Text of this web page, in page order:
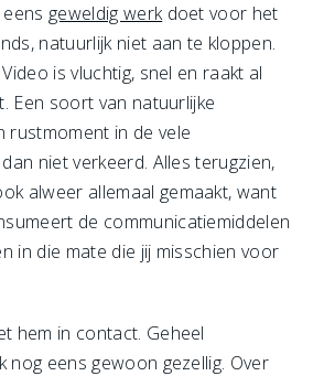
geweldig werkdoet voor het
natuurlijk niet aan te kloppen.
is vluchtig, snel en raakt al
Een soort van natuurlijke
rustmoment in de vele
niet verkeerd. Alles terugzien,
alweer allemaal gemaakt, want
de communicatiemiddelen
in die mate die jij misschien voor
hem in contact. Geheel
nog eens gewoon gezellig. Over